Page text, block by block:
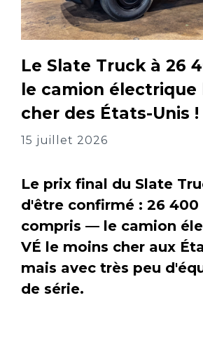
Le Slate Truck à 26
le camion électrique
cher des États-Unis !
15 juillet 2026
Le prix final du Slate
d'être confirmé : 26 400
compris — le camion
VÉ le moins cher aux
mais avec très peu
de série.